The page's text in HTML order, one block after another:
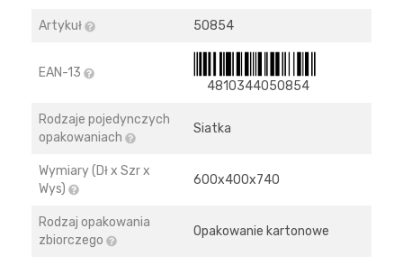
Artykuł 50854
EAN-13
4810344050854
Rodzaje pojedynczych
opakowaniach
Siatka
Wymiary (Dł x Szr x
Wys)
600х400х740
Rodzaj opakowania
zbiorczego
Opakowanie kartonowe